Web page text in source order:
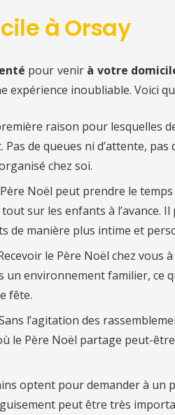
à Orsay
pour venir à votre
expérience inoubliable. Voici
raison pour lesquelles
de queues ni d’attente, pas
chez soi.
Noël peut prendre le
sur les enfants à l’avance.
de manière plus intime et
le Père Noël chez vous
un environnement familier, ce
fête.
l’agitation des
le Père Noël partage peut-
optent pour demander à un
peut être très